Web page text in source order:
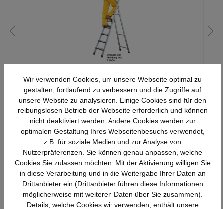
ALU-Stehleiter, einschl. Sicherheitsbrücke
247,52 €* Details
Schnelle Lieferung Topmarken
Wir verwenden Cookies, um unsere Webseite optimal zu
gestalten, fortlaufend zu verbessern und die Zugriffe auf
unsere Website zu analysieren. Einige Cookies sind für den
reibungslosen Betrieb der Webseite erforderlich und können
nicht deaktiviert werden. Andere Cookies werden zur
optimalen Gestaltung Ihres Webseitenbesuchs verwendet,
z.B. für soziale Medien und zur Analyse von
Nutzerpräferenzen. Sie können genau anpassen, welche
Cookies Sie zulassen möchten. Mit der Aktivierung willigen Sie
in diese Verarbeitung und in die Weitergabe Ihrer Daten an
Drittanbieter ein (Drittanbieter führen diese Informationen
möglicherweise mit weiteren Daten über Sie zusammen).
Details, welche Cookies wir verwenden, enthält unsere